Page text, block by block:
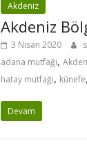
Akdeniz
Akdeniz
3 Nisan 2020
adana mutfağı,
hatay mutfağı, künefe
Devam